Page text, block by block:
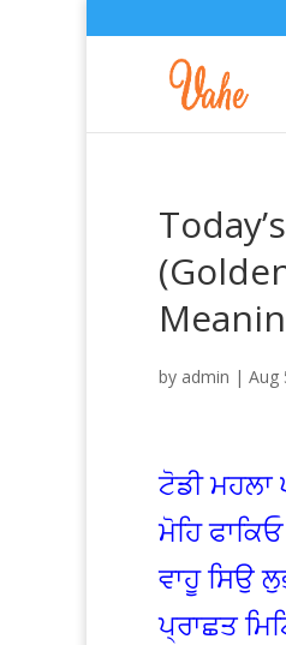
by admin | Aug
ਟੋਡੀ
ਮੋਹਿ
ਵਾਹੂ ਸਿਉ
ਪ੍ਰਾਛਤ